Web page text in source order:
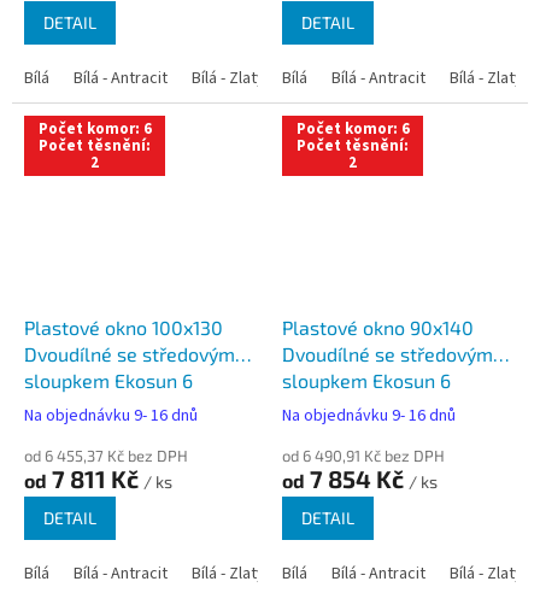
DETAIL
Bílá Bílá - Antracit Bílá - Zlatý dub Bílá - Tmavý dub Bílá -
DETAIL
Bílá Bílá - Antracit Bílá - Zlatý
Počet komor: 6
Počet těsnění:
2
Plastové okno 100x130
Dvoudílné se středovým
sloupkem Ekosun 6
Na objednávku 9- 16 dnů
od 6 455,37 Kč bez DPH
od 7 811 Kč / ks
DETAIL
Bílá Bílá - Antracit Bílá - Zlatý dub Bílá - Tmavý dub Bílá -
Počet komor: 6
Počet těsnění:
2
Plastové okno 90x140
Dvoudílné se středovým
sloupkem Ekosun 6
Na objednávku 9- 16 dnů
od 6 490,91 Kč bez DPH
od 7 854 Kč / ks
DETAIL
Bílá Bílá - Antracit Bílá - Zlatý